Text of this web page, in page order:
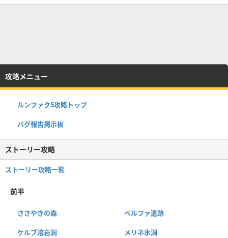
攻略メニュー
ルンファク5攻略トップ
バグ報告掲示板
ストーリー攻略
ストーリー攻略一覧
前半
ささやきの森 ベルファ遺跡
ケルブ溶岩洞 メリネ氷洞